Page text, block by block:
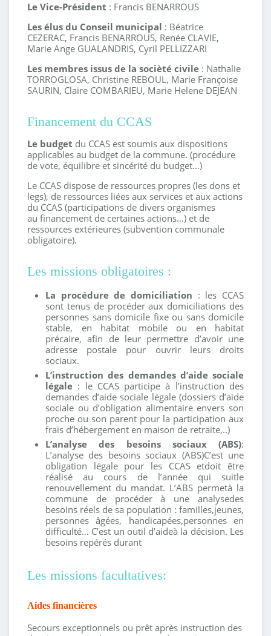
Le Vice-Président : Francis BENARROUS
Les élus du Conseil municipal : Béatrice
CEZERAC, Francis BENARROUS, Renée CLAVIE,
Marie Ange GUALANDRIS, Cyril PELLIZZARI
Les membres issus de la socièté civile : Nathalie
TORROGLOSA, Christine REBOUL, Marie Françoise
SAURIN, Claire COMBARIEU, Marie Helene DEJEAN
Financement du CCAS
Le budget du CCAS est soumis aux dispositions
applicables au budget de la commune. (procédure
de vote, équilibre et sincérité du budget…)
Le CCAS dispose de ressources propres (les dons et
legs), de ressources liées aux services et aux actions
du CCAS (participations de divers organismes
au financement de certaines actions…) et de
ressources extérieures (subvention communale
obligatoire).
Les missions obligatoires :
La procédure de domiciliation : les CCAS
sont tenus de procéder aux domiciliations des
personnes sans domicile fixe ou sans domicile
stable, en habitat mobile ou en habitat
précaire, afin de leur permettre d’avoir une
adresse postale pour ouvrir leurs droits
sociaux.
L’instruction des demandes d’aide sociale
légale : le CCAS participe à l’instruction des
demandes d’aide sociale légale (dossiers d’aide
sociale ou d’obligation alimentaire envers son
proche ou son parent pour la participation aux
frais d’hébergement en maison de retraite,..)
L’analyse des besoins sociaux (ABS):
L’analyse des besoins sociaux (ABS)C’est une
obligation légale pour les CCAS etdoit être
réalisé au cours de l’année qui suitle
renouvellement du mandat. L’ABS permetà la
commune de procéder à une analysedes
besoins réels de sa population : familles,jeunes,
personnes âgées, handicapées,personnes en
difficulté… C’est un outil d’aideà la décision. Les
besoins repérés durant
Les missions facultatives:
Aides financières
Secours exceptionnels ou prêt après instruction des